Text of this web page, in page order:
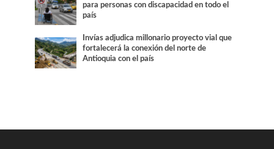
para personas con discapacidad en todo el
país
Invías adjudica millonario proyecto vial que
fortalecerá la conexión del norte de
Antioquia con el país